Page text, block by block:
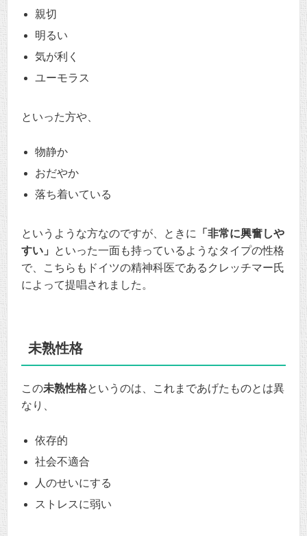
親切
明るい
気が利く
ユーモラス
といった方や、
物静か
おだやか
落ち着いている
というような方なのですが、ときに
「非常に興奮しや
すい」
といった一面も持っているようなタイプの性格
で、こちらもドイツの精神科医であるクレッチマー氏
によって提唱されました。
未熟性格
この未熟性格というのは、これまであげたものとは異
なり、
依存的
社会不適合
人のせいにする
ストレスに弱い